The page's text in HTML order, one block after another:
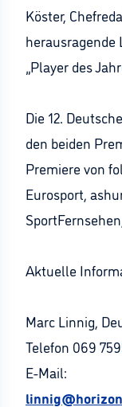
Köster,
herausragende
„Player des
Die 12.
den beiden
Premiere von
Eurosport,
Aktuelle
Marc Linnig,
Telefon 069
E-Mail: